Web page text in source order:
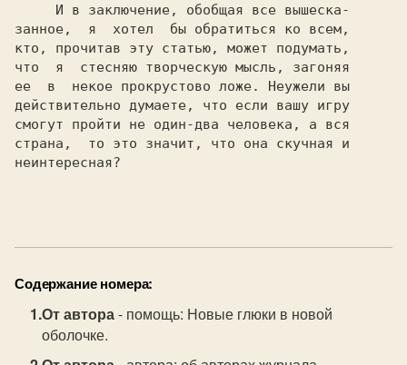
занное,  я  хотел  бы обратиться ко всем,
кто, прочитав эту статью, может подумать,
что  я  стесняю творческую мысль, загоняя
ее  в  некое прокрустово ложе. Неужели вы
действительно думаете, что если вашу игру
смогут пройти не один-два человека, а вся
страна,  то это значит, что она скучная и
неинтересная?
Содержание номера:
От автора- помощь: Новые глюки в новой
оболочке.